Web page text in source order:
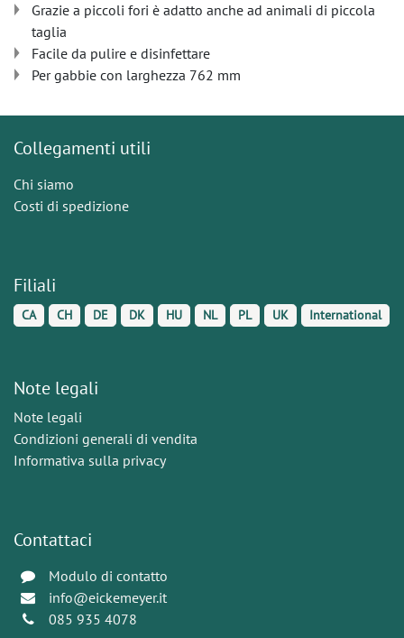
Grazie a piccoli fori è adatto anche ad animali di piccola
taglia
Facile da pulire e disinfettare
Per gabbie con larghezza 762 mm
Collegamenti utili
Chi siamo
Costi di spedizione
Filiali
CA CH DE DK HU NL PL UK International
Note legali
Note legali
Condizioni generali di vendita
Informativa sulla privacy
Contattaci
Modulo di contatto
info@eickemeyer.it
085 935 4078